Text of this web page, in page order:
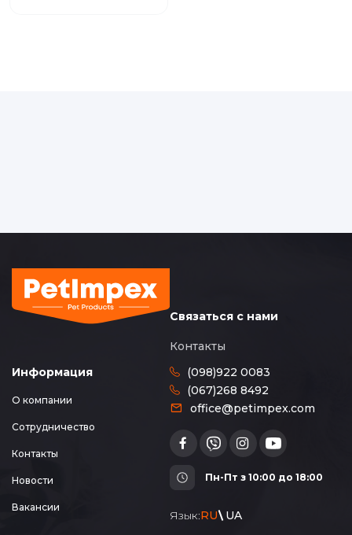
Информация
О компании
Сотрудничество
Контакты
Новости
Вакансии
Связаться с нами
Контакты
(098)922 0083
(067)268 8492
office@petimpex.com
Пн-Пт з 10:00 до 18:00
Язык:RU UA